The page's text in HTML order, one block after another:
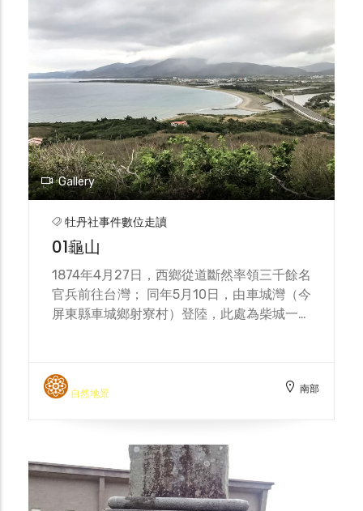
Gallery
牡丹社事件數位走讀
01龜山
1874年4月27日，西鄉從道斷然率領三千餘名
官兵前往台灣； 同年5月10日，由車城灣（今
屏東縣車城鄉射寮村）登陸，此處為柴城一帶
雨營地淹水，而南遷至龜山南端的高地，做為
軍隊大本營。 龜山位於車城灣內的西南角的
形似龜背，故名龜山。登上龜山展望良好，北
從楓港、南迄恆春的半島地形風光一覽無遺，
過去也是一處重要的軍事據點。
自然地景 南部